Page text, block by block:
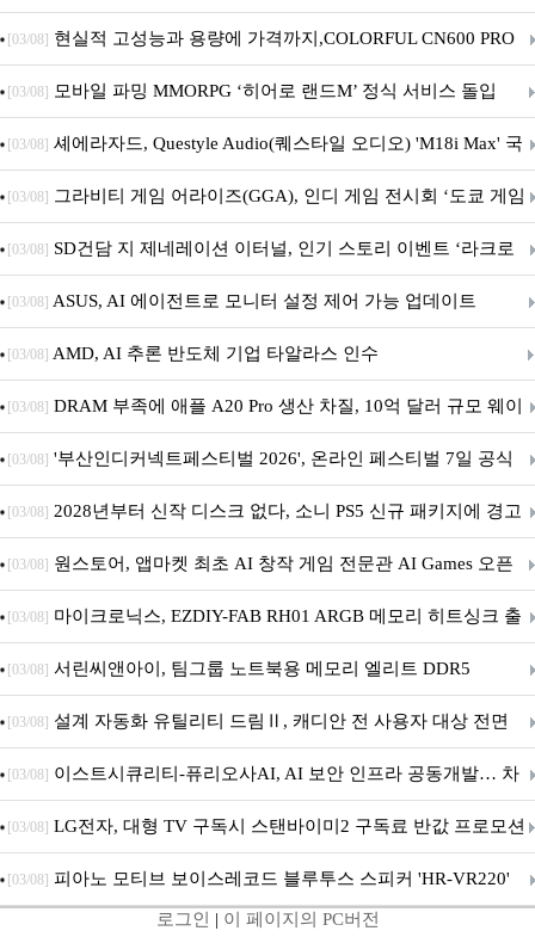
브랜드데이 기획전 진행
[03/08] 현실적 고성능과 용량에 가격까지,COLORFUL CN600 PRO
M.2 NVMe 디앤디컴 1TB
[03/08] 모바일 파밍 MMORPG ‘히어로 랜드M’ 정식 서비스 돌입
[03/08] 셰에라자드, Questyle Audio(퀘스타일 오디오) 'M18i Max' 국
내 정식 출시
[03/08] 그라비티 게임 어라이즈(GGA), 인디 게임 전시회 ‘도쿄 게임
던전 13’ 참가!
[03/08] SD건담 지 제네레이션 이터널, 인기 스토리 이벤트 ‘라크로
아의 용사’ 재개최 및 풍성한 기념 이벤트 실시!
[03/08] ASUS, AI 에이전트로 모니터 설정 제어 가능 업데이트
[03/08] AMD, AI 추론 반도체 기업 타알라스 인수
[03/08] DRAM 부족에 애플 A20 Pro 생산 차질, 10억 달러 규모 웨이
퍼 대기
[03/08] '부산인디커넥트페스티벌 2026', 온라인 페스티벌 7일 공식
개막... 22일간 진행
[03/08] 2028년부터 신작 디스크 없다, 소니 PS5 신규 패키지에 경고
문 추가
[03/08] 원스토어, 앱마켓 최초 AI 창작 게임 전문관 AI Games 오픈
[03/08] 마이크로닉스, EZDIY-FAB RH01 ARGB 메모리 히트싱크 출
시
[03/08] 서린씨앤아이, 팀그룹 노트북용 메모리 엘리트 DDR5
5600MHz 16GB 출시
[03/08] 설계 자동화 유틸리티 드림Ⅱ, 캐디안 전 사용자 대상 전면
무상 배포
[03/08] 이스트시큐리티-퓨리오사AI, AI 보안 인프라 공동개발… 차
세대 AI 보안 플랫폼 구축
[03/08] LG전자, 대형 TV 구독시 스탠바이미2 구독료 반값 프로모션
[03/08] 피아노 모티브 보이스레코드 블루투스 스피커 'HR-VR220'
로그인 | 이 페이지의 PC버전